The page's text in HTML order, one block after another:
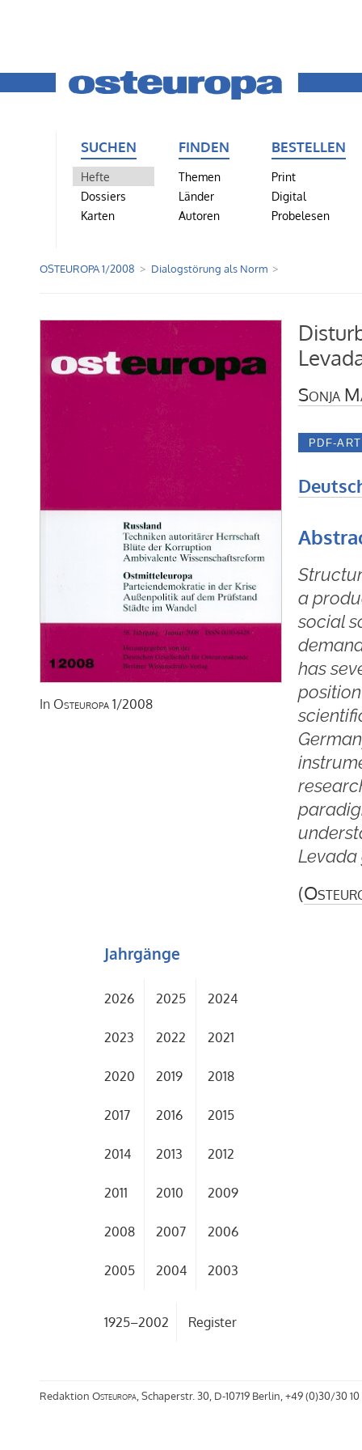
SUCHEN
Hefte
Dossiers
Karten
FINDEN
Themen
Länder
Autoren
BESTELLEN
Print
Digital
Probelesen
OSTEUROPA 1/2008 Dialogstörung als Norm
In Osteuropa 1/2008
Sonja
a
social
has
Levada
(
Jahrgänge
2026 2025 2024
2023 2022 2021
2020 2019 2018
2017 2016 2015
2014 2013 2012
2011 2010 2009
2008 2007 2006
2005 2004 2003
1925–2002 Register
Redaktion Osteuropa, Schaperstr. 30, D-10719 Berlin, +49 (0)30/30